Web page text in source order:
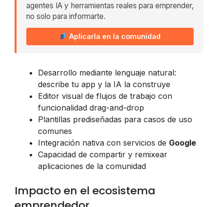
agentes IA y herramientas reales para emprender,
no solo para informarte.
Aplicarla en la comunidad
Desarrollo mediante lenguaje natural:
describe tu app y la IA la construye
Editor visual de flujos de trabajo con
funcionalidad drag-and-drop
Plantillas prediseñadas para casos de uso
comunes
Integración nativa con servicios de Google
Capacidad de compartir y remixear
aplicaciones de la comunidad
Impacto en el ecosistema